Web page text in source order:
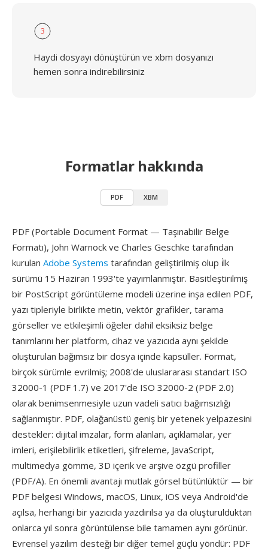
3
Haydi dosyayı dönüştürün ve xbm dosyanızı
hemen sonra indirebilirsiniz
Formatlar hakkında
PDF XBM
PDF (Portable Document Format — Taşınabilir Belge
Formatı), John Warnock ve Charles Geschke tarafından
kurulan Adobe Systems tarafından geliştirilmiş olup i̇lk
sürümü 15 Haziran 1993'te yayımlanmıştır. Basitleştirilmiş
bir PostScript görüntüleme modeli üzerine inşa edilen PDF,
yazı tipleriyle birlikte metin, vektör grafikler, tarama
görseller ve etkileşimli öğeler dahil eksiksiz belge
tanımlarını her platform, cihaz ve yazıcıda aynı şekilde
oluşturulan bağımsız bir dosya içinde kapsüller. Format,
birçok sürümle evrilmiş; 2008'de uluslararası standart ISO
32000-1 (PDF 1.7) ve 2017'de ISO 32000-2 (PDF 2.0)
olarak benimsenmesiyle uzun vadeli satıcı bağımsızlığı
sağlanmıştır. PDF, olağanüstü geniş bir yetenek yelpazesini
destekler: dijital imzalar, form alanları, açıklamalar, yer
imleri, erişilebilirlik etiketleri, şifreleme, JavaScript,
multimedya gömme, 3D içerik ve arşive özgü profiller
(PDF/A). En önemli avantajı mutlak görsel bütünlüktür — bir
PDF belgesi Windows, macOS, Linux, iOS veya Android'de
açılsa, herhangi bir yazıcıda yazdırılsa ya da oluşturulduktan
onlarca yıl sonra görüntülense bile tamamen aynı görünür.
Evrensel yazılım desteği bir diğer temel güçlü yöndür: PDF